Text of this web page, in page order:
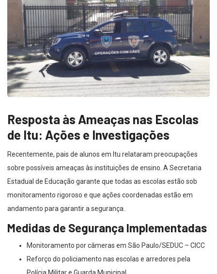
Resposta às Ameaças nas Escolas
de Itu: Ações e Investigações
Recentemente, pais de alunos em Itu relataram preocupações
sobre possíveis ameaças às instituições de ensino. A Secretaria
Estadual de Educação garante que todas as escolas estão sob
monitoramento rigoroso e que ações coordenadas estão em
andamento para garantir a segurança.
Medidas de Segurança Implementadas
Monitoramento por câmeras em São Paulo/SEDUC – CICC
Reforço do policiamento nas escolas e arredores pela